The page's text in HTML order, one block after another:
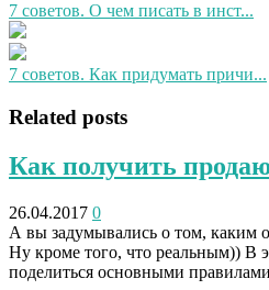
7 советов. О чем писать в инст...
7 советов. Как придумать причи...
Related posts
Как получить
26.04.2017 0
А вы задумывались о том, каким
Ну кроме того, что реальным)) В
поделиться основными